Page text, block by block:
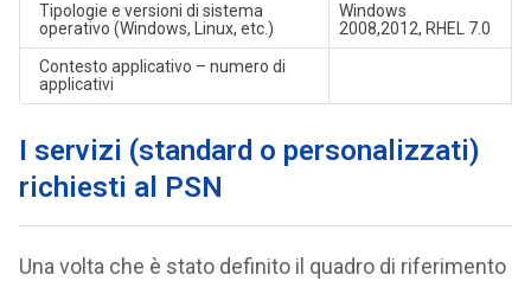
Tipologie e versioni di sistema
operativo (Windows, Linux, etc.)
Windows
2008,2012, RHEL 7.0
Contesto applicativo – numero di
applicativi
I servizi (standard o personalizzati)
richiesti al PSN
Una volta che è stato definito il quadro di riferimento